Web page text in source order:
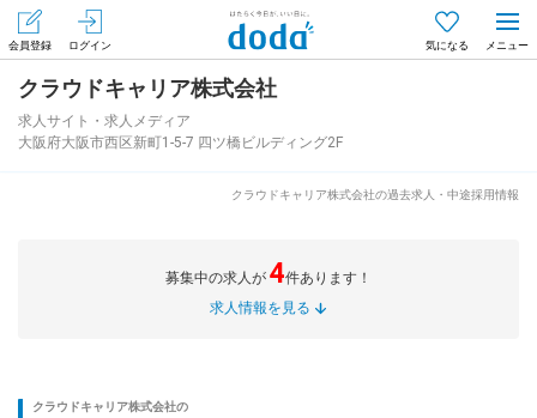
会員登録 ログイン 気になる
会員登録（無料）
クラウドキャリア株式会社
求人サイト・求人メディア
大阪府大阪市西区新町1-5-7 四ツ橋ビルディング2F
クラウドキャリア株式会社の過去求人・中途採用情報
募集中の求人が 4件あります！
求人情報を見る
クラウドキャリア株式会社の